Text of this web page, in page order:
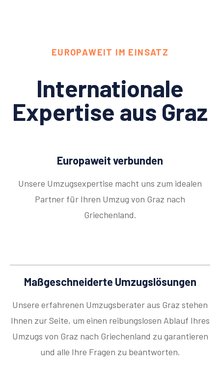
EUROPAWEIT IM EINSATZ
Internationale
Expertise aus Graz
Europaweit verbunden
Unsere Umzugsexpertise macht uns zum idealen
Partner für Ihren Umzug von Graz nach
Griechenland.
Maßgeschneiderte Umzugslösungen
Unsere erfahrenen Umzugsberater aus Graz stehen
Ihnen zur Seite, um einen reibungslosen Ablauf Ihres
Umzugs von Graz nach Griechenland zu garantieren
und alle Ihre Fragen zu beantworten.